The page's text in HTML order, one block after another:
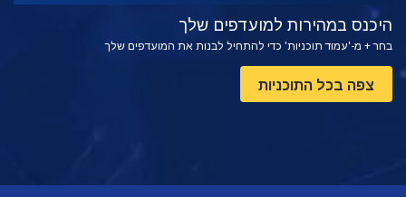
היכנס במהירות למועדפים שלך
בחר + מ-'עמוד תוכניות' כדי להתחיל לבנות את המועדפים שלך
צפה בכל התוכניות